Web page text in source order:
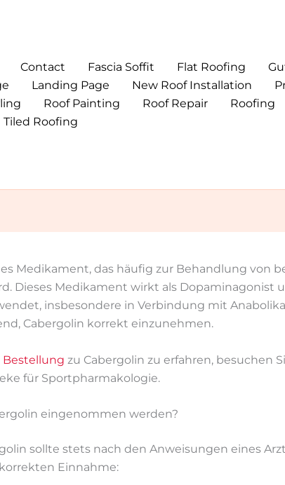
Contact Fascia Soffit Flat Roofing
Landing Page New Roof Installation
Roof Painting Roof Repair Roofing
Tiled Roofing
Medikament, das häufig zur Behandlung von
Dieses Medikament wirkt als Dopaminagonist
insbesondere in Verbindung mit
Cabergolin korrekt einzunehmen.
Bestellung zu Cabergolin zu erfahren, besuchen
für Sportpharmakologie.
eingenommen werden?
sollte stets nach den Anweisungen eines
Einnahme: